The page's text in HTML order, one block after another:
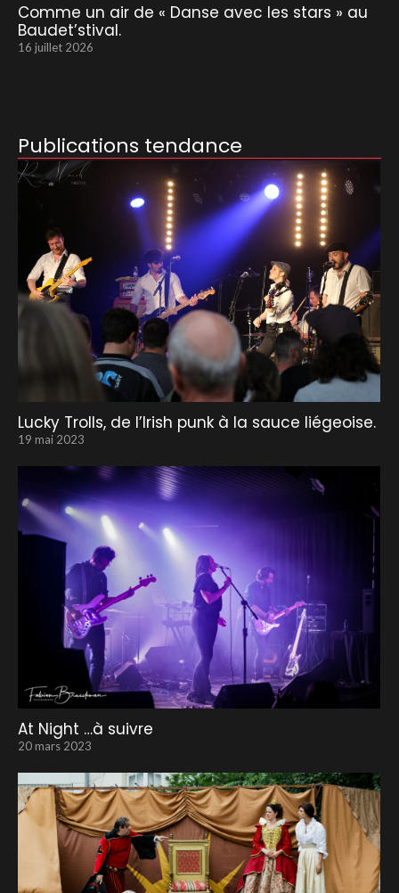
Comme un air de « Danse avec les stars » au
Baudet’stival.
16 juillet 2026
Publications tendance
Lucky Trolls, de l’Irish punk à la sauce liégeoise.
19 mai 2023
At Night …à suivre
20 mars 2023